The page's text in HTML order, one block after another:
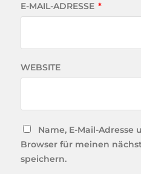
E-MAIL-ADRESSE *
WEBSITE
Name, E-Mail-Adresse
Browser für meinen
speichern.